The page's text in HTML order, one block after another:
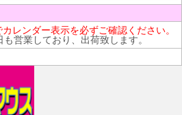
レンダー表示を必ずご確認ください。
営業しており、出荷致します。